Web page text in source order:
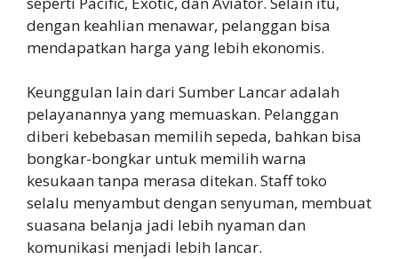
dengan keahlian menawar, pelanggan bisa
mendapatkan harga yang lebih ekonomis.
Keunggulan lain dari Sumber Lancar adalah
pelayanannya yang memuaskan. Pelanggan
diberi kebebasan memilih sepeda, bahkan bisa
bongkar-bongkar untuk memilih warna
kesukaan tanpa merasa ditekan. Staff toko
selalu menyambut dengan senyuman, membuat
suasana belanja jadi lebih nyaman dan
komunikasi menjadi lebih lancar.